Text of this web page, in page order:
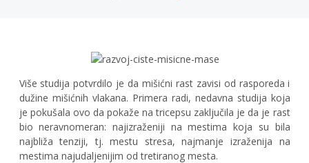
Više studija potvrdilo je da mišićni rast zavisi od rasporeda i
dužine mišićnih vlakana. Primera radi, nedavna studija koja
je pokušala ovo da pokaže na tricepsu zaključila je da je rast
bio neravnomeran: najizraženiji na mestima koja su bila
najbliža tenziji, tj. mestu stresa, najmanje izraženija na
mestima najudaljenijim od tretiranog mesta.